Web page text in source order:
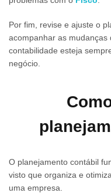
Por fim, revise e ajuste o
acompanhar as
contabilidade esteja
negócio.
O planejamento contábil
visto que organiza e
uma empresa.